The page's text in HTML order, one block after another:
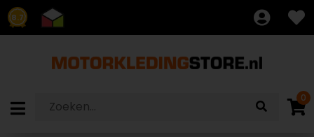
8.7
0